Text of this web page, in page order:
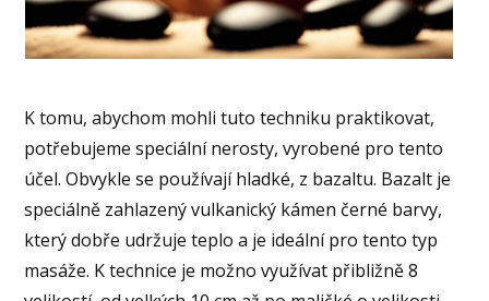
K tomu, abychom mohli tuto techniku praktikovat,
potřebujeme speciální nerosty, vyrobené pro tento
účel. Obvykle se používají hladké, z bazaltu. Bazalt je
speciálně zahlazený vulkanický kámen černé barvy,
který dobře udržuje teplo a je ideální pro tento typ
masáže. K technice je možno využívat přibližně 8